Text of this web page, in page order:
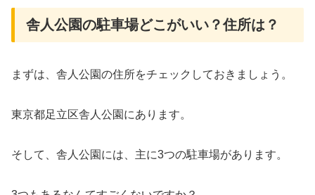
舎人公園の駐車場どこがいい？住所は？
まずは、舎人公園の住所をチェックしておきましょう。
東京都足立区舎人公園にあります。
そして、舎人公園には、主に3つの駐車場があります。